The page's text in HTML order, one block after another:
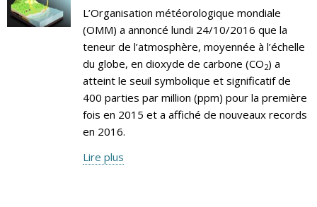
L’Organisation météorologique mondiale
(OMM) a annoncé lundi 24/10/2016 que la
teneur de l’atmosphère, moyennée à l’échelle
du globe, en dioxyde de carbone (CO2) a
atteint le seuil symbolique et significatif de
400 parties par million (ppm) pour la première
fois en 2015 et a affiché de nouveaux records
en 2016.
Lire plus